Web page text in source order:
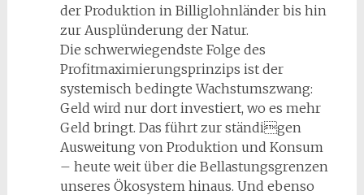
der Produktion in Billiglohnländer bis hin
zur Ausplünderung der Natur.
Die schwerwiegendste Folge des
Profitmaximierungsprinzips ist der
systemisch bedingte Wachstumszwang:
Geld wird nur dort investiert, wo es mehr
Geld bringt. Das führt zur ständigen
Ausweitung von Produktion und Konsum
– heute weit über die Bellastungsgrenzen
unseres Ökosystem hinaus. Und ebenso